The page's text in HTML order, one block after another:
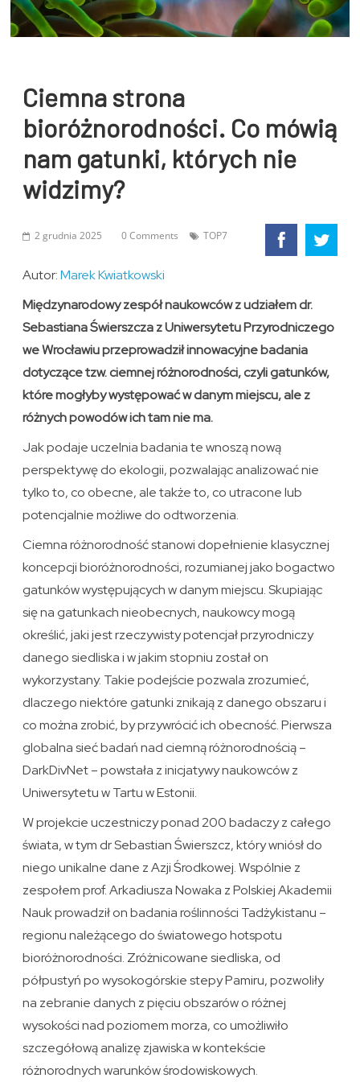
Ciemna strona
bioróżnorodności. Co mówią
nam gatunki, których nie
widzimy?
2 grudnia 2025 0 Comments TOP7
Autor:Marek Kwiatkowski
Międzynarodowy zespół naukowców z udziałem dr.
Sebastiana Świerszcza z Uniwersytetu Przyrodniczego
we Wrocławiu przeprowadził innowacyjne badania
dotyczące tzw. ciemnej różnorodności, czyli gatunków,
które mogłyby występować w danym miejscu, ale z
różnych powodów ich tam nie ma.
Jak podaje uczelnia badania te wnoszą nową
perspektywę do ekologii, pozwalając analizować nie
tylko to, co obecne, ale także to, co utracone lub
potencjalnie możliwe do odtworzenia.
Ciemna różnorodność stanowi dopełnienie klasycznej
koncepcji bioróżnorodności, rozumianej jako bogactwo
gatunków występujących w danym miejscu. Skupiając
się na gatunkach nieobecnych, naukowcy mogą
określić, jaki jest rzeczywisty potencjał przyrodniczy
danego siedliska i w jakim stopniu został on
wykorzystany. Takie podejście pozwala zrozumieć,
dlaczego niektóre gatunki znikają z danego obszaru i
co można zrobić, by przywrócić ich obecność. Pierwsza
globalna sieć badań nad ciemną różnorodnością –
DarkDivNet – powstała z inicjatywy naukowców z
Uniwersytetu w Tartu w Estonii.
W projekcie uczestniczy ponad 200 badaczy z całego
świata, w tym dr Sebastian Świerszcz, który wniósł do
niego unikalne dane z Azji Środkowej. Wspólnie z
zespołem prof. Arkadiusza Nowaka z Polskiej Akademii
Nauk prowadził on badania roślinności Tadżykistanu –
regionu należącego do światowego hotspotu
bioróżnorodności. Zróżnicowane siedliska, od
półpustyń po wysokogórskie stepy Pamiru, pozwoliły
na zebranie danych z pięciu obszarów o różnej
wysokości nad poziomem morza, co umożliwiło
szczegółową analizę zjawiska w kontekście
różnorodnych warunków środowiskowych.